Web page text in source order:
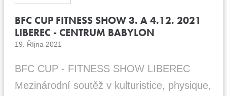
Magazín
Doplňky stravy Fitness vybavení
OUTLET OBLEČENÍ
Značky
BFC CUP FITNESS SHOW 3. A 4.12. 2021
LIBEREC - CENTRUM BABYLON
19. Října 2021
BFC CUP - FITNESS SHOW LIBEREC
Mezinárodní soutěž v kulturistice, physique,